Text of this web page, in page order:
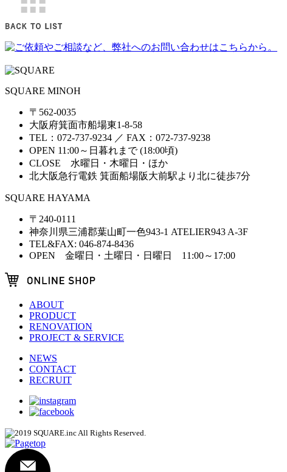
SQUARE MINOH
〒562-0035
大阪府箕面市船場東1-8-58
TEL：072-737-9234 ／ FAX：072-737-9238
OPEN 11:00～日暮れまで (18:00頃)
CLOSE 水曜日・木曜日・ほか
北大阪急行電鉄 箕面船場阪大前駅より北に徒歩7分
SQUARE HAYAMA
〒240-0111
神奈川県三浦郡葉山町一色943-1 ATELIER943 A-3F
TEL&FAX: 046-874-8436
OPEN 金曜日・土曜日・日曜日 11:00～17:00
ABOUT
PRODUCT
RENOVATION
PROJECT & SERVICE
NEWS
CONTACT
RECRUIT